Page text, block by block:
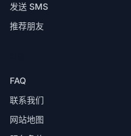
发送 SMS
推荐朋友
FAQ
联系我们
网站地图